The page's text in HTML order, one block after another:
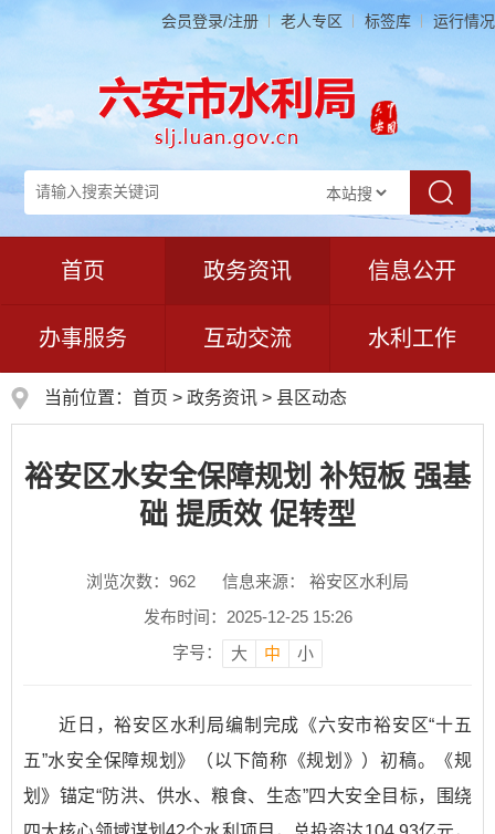
会员登录/注册 老人专区 标签库 运行情况
首页 政务资讯 信息公开
办事服务 互动交流 水利工作
当前位置： 首页 > 政务资讯 > 县区动态
裕安区水安全保障规划 补短板 强基
础 提质效 促转型
浏览次数： 962
信息来源： 裕安区水利局
发布时间：2025-12-25 15:26
字号：
大 中 小
近日，裕安区水利局编制完成《六安市裕安区“十五
五”水安全保障规划》（以下简称《规划》）初稿。《规
划》锚定“防洪、供水、粮食、生态”四大安全目标，围绕